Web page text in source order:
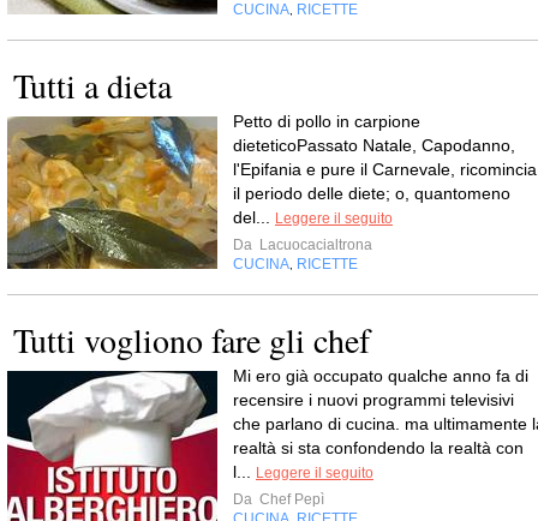
CUCINA RICETTE
Tutti a dieta
Petto di pollo in carpione
dieteticoPassato Natale, Capodanno,
l'Epifania e pure il Carnevale, ricomincia
il periodo delle diete; o, quantomeno
del...
Leggere il seguito
Da Lacuocacialtrona
CUCINA RICETTE
Tutti vogliono fare gli chef
Mi ero già occupato qualche anno fa di
recensire i nuovi programmi televisivi
che parlano di cucina. ma ultimamente
realtà si sta confondendo la realtà con
l...
Leggere il seguito
Da Chef Pepì